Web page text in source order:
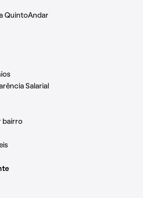
QuintoAndar
Salarial
bairro